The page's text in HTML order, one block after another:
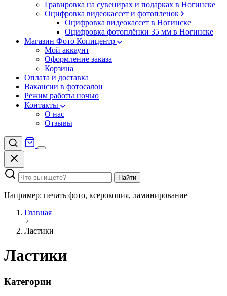
Гравировка на сувенирах и подарках в Ногинске
Оцифровка видеокассет и фотопленок
Оцифровка видеокассет в Ногинске
Оцифровка фотоплёнки 35 мм в Ногинске
Магазин Фото Копицентр
Мой аккаунт
Оформление заказа
Корзина
Оплата и доставка
Вакансии в фотосалон
Режим работы ночью
Контакты
О нас
Отзывы
Найти
Например: печать фото, ксерокопия, ламинирование
Главная
Ластики
Ластики
Категории